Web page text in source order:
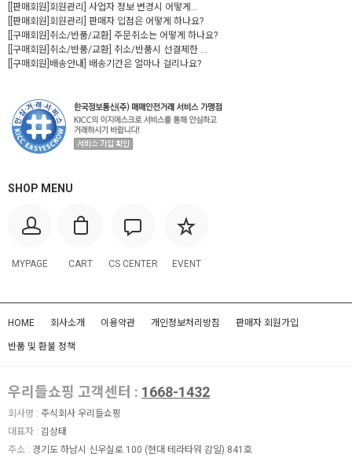
[[판매회원]회원관리] 사업자 정보 변경시 어떻게...
[[판매회원]회원관리] 판매자 입점은 어떻게 하나요?
[[구매회원]취소/반품/교환] 주문취소는 어떻게 하나요?
[[구매회원]취소/반품/교환] 취소/반품시 선결제한 ...
[[구매회원]배송안내] 배송기간은 얼마나 걸리나요?
SHOP MENU
MYPAGE CART CS CENTER EVENT
HOME 회사소개 이용약관 개인정보처리방침 판매자 회원가입
반품 및 환불 정책
우리들쇼핑 고객센터 : 1668-1432
회사명 : 주식회사 우리들쇼핑
대표자 : 김상태
주소 : 경기도 하남시 신우실로 100 (현대 테라타워 감일) 841호